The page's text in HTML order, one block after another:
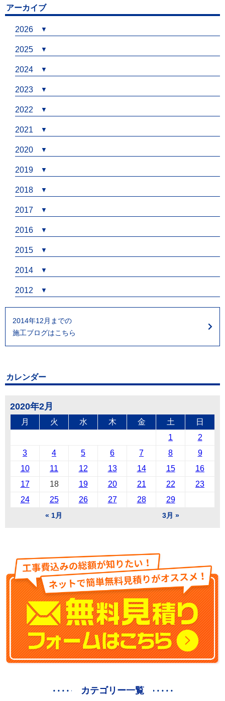
アーカイブ
2026
2025
2024
2023
2022
2021
2020
2019
2018
2017
2016
2015
2014
2012
2014年12月までの
施工ブログはこちら
カレンダー
2020年2月
月 火 水 木 金 土 日
« 1月 3月 »
1
2
3
4 5 6 7 8
9
10
11 12 13 14 15
16
17
18 19 20 21 22
23
24
25 26 27 28 29
カテゴリー一覧